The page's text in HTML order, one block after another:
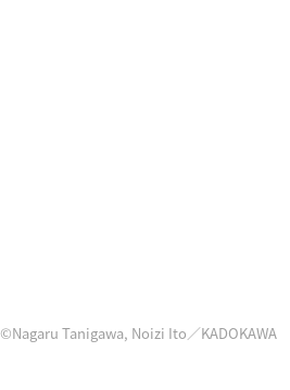
©Nagaru Tanigawa, Noizi Ito／KADOKAWA